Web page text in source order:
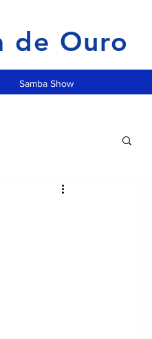
de Ouro
Samba Show